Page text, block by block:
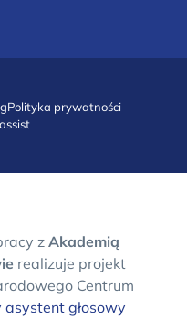
Polityka prywatności
zAkademią
realizuje projekt
Centrum
głosowy